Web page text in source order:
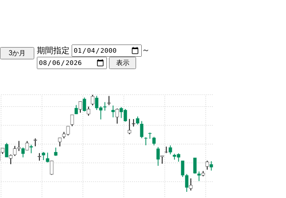
期間指定 ～